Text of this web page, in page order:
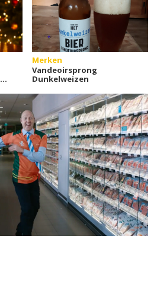
Merken
Vandeoirsprong
Dunkelweizen